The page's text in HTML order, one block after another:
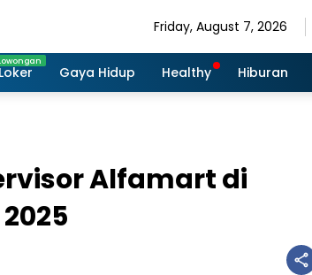
Friday, August 7, 2026
Gaya Hidup Healthy Hiburan
Alfamart di